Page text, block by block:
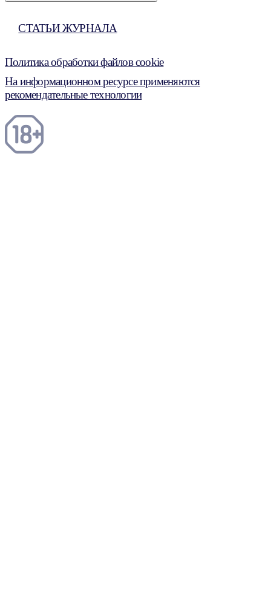
СТАТЬИ ЖУРНАЛА
Политика обработки файлов cookie
На информационном ресурсе применяются
рекомендательные технологии